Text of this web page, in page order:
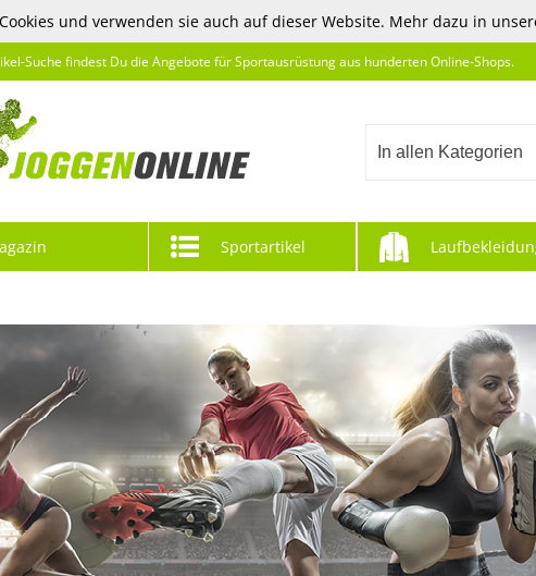
und verwenden sie auch auf dieser Website. Mehr dazu in
Suche findest Du die Angebote für Sportausrüstung aus hunderten Online-Shops.
In allen Kategorien
Sportartikel